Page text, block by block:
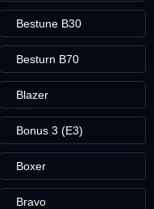
Bestune B30
Besturn B70
Blazer
Bonus 3 (E3)
Boxer
Bravo